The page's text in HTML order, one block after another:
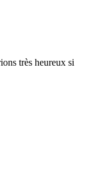
très heureux si